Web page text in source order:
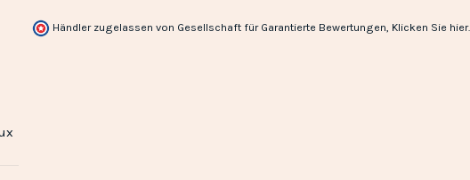
Händler zugelassen von Gesellschaft für Garantierte Bewertungen, Klicken Sie hier.